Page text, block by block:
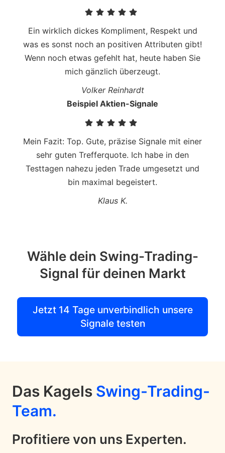
Ein wirklich dickes Kompliment, Respekt und
was es sonst noch an positiven Attributen gibt!
Wenn noch etwas gefehlt hat, heute haben Sie
mich gänzlich überzeugt.
Volker Reinhardt
Beispiel Aktien-Signale
Mein Fazit: Top. Gute, präzise Signale mit einer
sehr guten Trefferquote. Ich habe in den
Testtagen nahezu jeden Trade umgesetzt und
bin maximal begeistert.
Klaus K.
Wähle dein Swing-Trading-
Signal für deinen Markt
Jetzt 14 Tage unverbindlich unsere
Signale testen
Das Kagels Swing-Trading-
Team.
Profitiere von uns Experten.